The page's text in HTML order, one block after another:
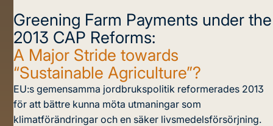
Greening Farm Payments under the
2013 CAP Reforms:
A Major Stride towards
“Sustainable Agriculture”?
EU:s gemensamma jordbrukspolitik reformerades 2013
för att bättre kunna möta utmaningar som
klimatförändringar och en säker livsmedelsförsörjning.